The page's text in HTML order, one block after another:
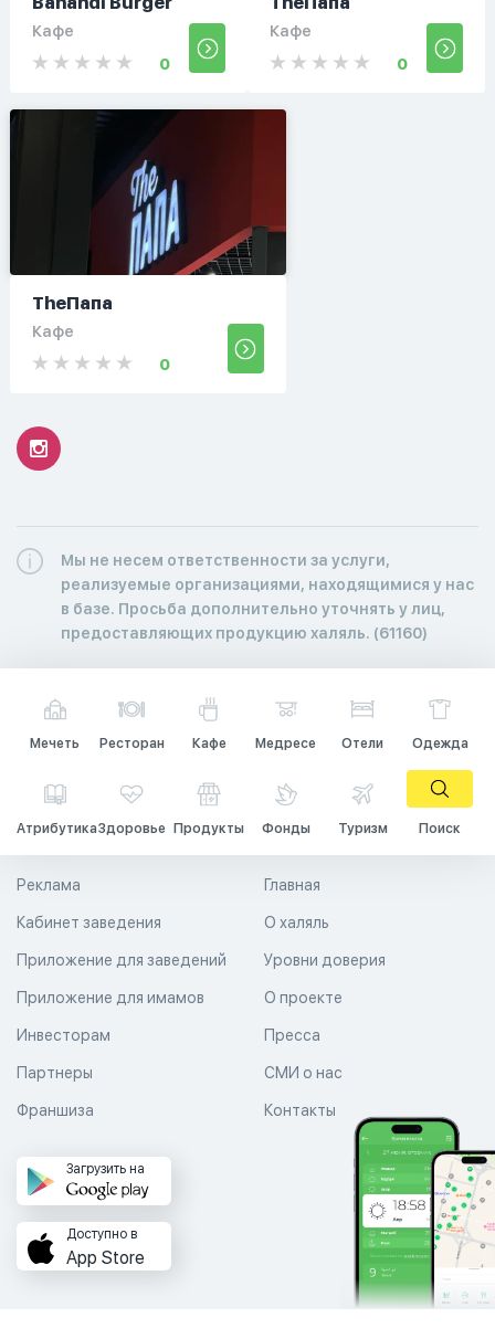
Кафе
0
Кафе
0
TheПапа
Кафе
0
Мы не несем ответственности за услуги,
реализуемые организациями, находящимися у нас
в базе. Просьба дополнительно уточнять у лиц,
предоставляющих продукцию халяль. (61160)
Мечеть Ресторан Кафе Медресе Отели Одежда
АтрибутикаЗдоровье Продукты Фонды Туризм Поиск
Главная
О халяль
Уровни доверия
Реклама
Кабинет заведения
Приложение для заведений
Приложение для имамов О проекте
Пресса
СМИ о нас
Контакты
Инвесторам
Партнеры
Франшиза
Загрузить на
Доступно в
App Store